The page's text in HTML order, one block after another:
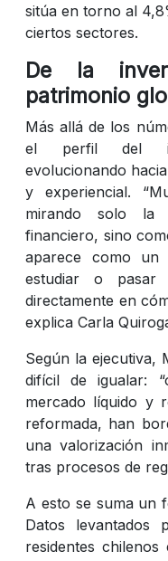
sitúa en torno al
ciertos sectores.
De la
patrimonio
Más allá de los
el perfil del
evolucionando
y experiencial.
mirando solo la
financiero, sino
aparece como un
estudiar o pasar
directamente en
explica Carla
Según la ejecutiva,
difícil de igualar:
mercado líquido y
reformada, han
una valorización
tras procesos de
A esto se suma un
Datos
residentes